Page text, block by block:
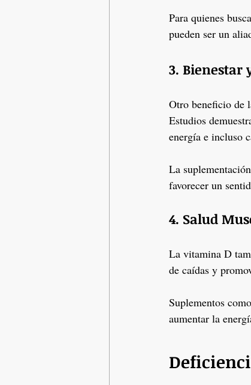
Para quienes
pueden ser un
3. Bienestar
Otro beneficio de
Estudios
energía e incluso
La
favorecer un
4. Salud
La vitamina D
de caídas y
Suplementos
aumentar la